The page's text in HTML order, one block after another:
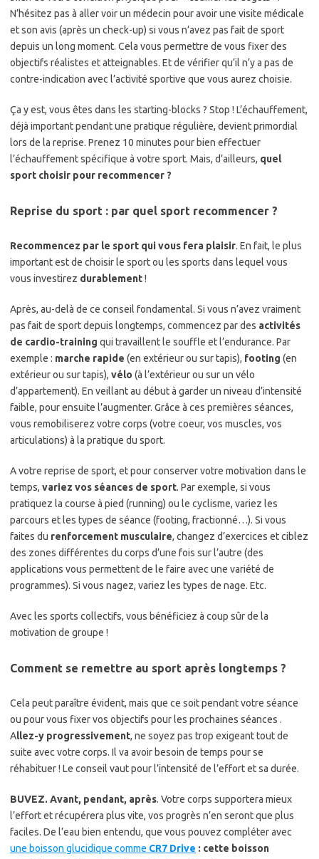
N’hésitez pas à aller voir un médecin pour avoir une visite médicale
et son avis (après un check-up) si vous n’avez pas fait de sport
depuis un long moment. Cela vous permettre de vous fixer des
objectifs réalistes et atteignables. Et de vérifier qu’il n’y a pas de
contre-indication avec l’activité sportive que vous aurez choisie.
Ça y est, vous êtes dans les starting-blocks ? Stop ! L’échauffement,
déjà important pendant une pratique régulière, devient primordial
lors de la reprise. Prenez 10 minutes pour bien effectuer
l’échauffement spécifique à votre sport. Mais, d’ailleurs, quel
sport choisir pour recommencer ?
Reprise du sport : par quel sport recommencer ?
Recommencez par le sport qui vous fera plaisir. En fait, le plus
important est de choisir le sport ou les sports dans lequel vous
vous investirez durablement!
Après, au-delà de ce conseil fondamental. Si vous n’avez vraiment
pas fait de sport depuis longtemps, commencez par des activités
de cardio-training qui travaillent le souffle et l’endurance. Par
exemple : marche rapide (en extérieur ou sur tapis), footing (en
extérieur ou sur tapis), vélo (à l’extérieur ou sur un vélo
d’appartement). En veillant au début à garder un niveau d’intensité
faible, pour ensuite l’augmenter. Grâce à ces premières séances,
vous remobiliserez votre corps (votre coeur, vos muscles, vos
articulations) à la pratique du sport.
A votre reprise de sport, et pour conserver votre motivation dans le
temps, variez vos séances de sport. Par exemple, si vous
pratiquez la course à pied (running) ou le cyclisme, variez les
parcours et les types de séance (footing, fractionné…). Si vous
faites du renforcement musculaire, changez d’exercices et ciblez
des zones différentes du corps d’une fois sur l’autre (des
applications vous permettent de le faire avec une variété de
programmes). Si vous nagez, variez les types de nage. Etc.
Avec les sports collectifs, vous bénéficiez à coup sûr de la
motivation de groupe !
Comment se remettre au sport après longtemps ?
Cela peut paraître évident, mais que ce soit pendant votre séance
ou pour vous fixer vos objectifs pour les prochaines séances .
Allez-y progressivement, ne soyez pas trop exigeant tout de
suite avec votre corps. Il va avoir besoin de temps pour se
réhabituer ! Le conseil vaut pour l’intensité de l’effort et sa durée.
BUVEZ. Avant, pendant, après. Votre corps supportera mieux
l’effort et récupérera plus vite, vos progrès n’en seront que plus
faciles. De l’eau bien entendu, que vous pouvez compléter avec
une boisson glucidique comme CR7 Drive : cette boisson